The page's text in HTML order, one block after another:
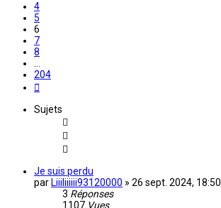
4
5
6
7
8
204
Sujets
Je suis perdu
par Liiiliiiiii93120000 » 26 sept. 2024, 18:50
3 Réponses
1107 Vues